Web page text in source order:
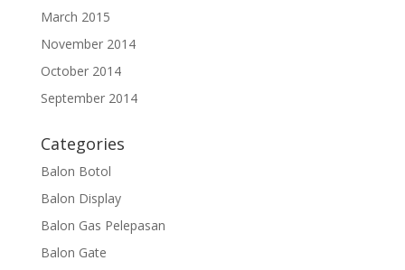
March 2015
November 2014
October 2014
September 2014
Categories
Balon Botol
Balon Display
Balon Gas Pelepasan
Balon Gate